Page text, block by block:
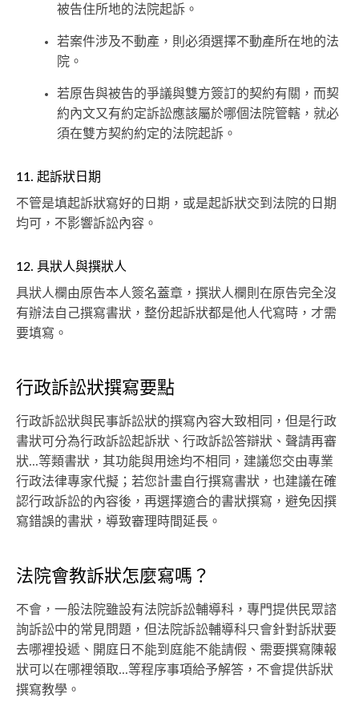
被告住所地的法院起訴。
若案件涉及不動產，則必須選擇不動產所在地的法
院。
若原告與被告的爭議與雙方簽訂的契約有關，而契
約內文又有約定訴訟應該屬於哪個法院管轄，就必
須在雙方契約約定的法院起訴。
11. 起訴狀日期
不管是填起訴狀寫好的日期，或是起訴狀交到法院的日期
均可，不影響訴訟內容。
12. 具狀人與撰狀人
具狀人欄由原告本人簽名蓋章，撰狀人欄則在原告完全沒
有辦法自己撰寫書狀，整份起訴狀都是他人代寫時，才需
要填寫。
行政訴訟狀撰寫要點
行政訴訟狀與民事訴訟狀的撰寫內容大致相同，但是行政
書狀可分為行政訴訟起訴狀、行政訴訟答辯狀、聲請再審
狀...等類書狀，其功能與用途均不相同，建議您交由專業
行政法律專家代擬；若您計畫自行撰寫書狀，也建議在確
認行政訴訟的內容後，再選擇適合的書狀撰寫，避免因撰
寫錯誤的書狀，導致審理時間延長。
法院會教訴狀怎麼寫嗎？
不會，一般法院雖設有法院訴訟輔導科，專門提供民眾諮
詢訴訟中的常見問題，但法院訴訟輔導科只會針對訴狀要
去哪裡投遞、開庭日不能到庭能不能請假、需要撰寫陳報
狀可以在哪裡領取...等程序事項給予解答，不會提供訴狀
撰寫教學。